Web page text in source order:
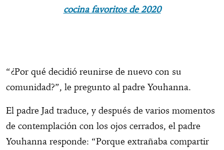
cocina favoritos de 2020
“¿Por qué decidió reunirse de nuevo con su
comunidad?”, le pregunto al padre Youhanna.
El padre Jad traduce, y después de varios momentos
de contemplación con los ojos cerrados, el padre
Youhanna responde: “Porque extrañaba compartir